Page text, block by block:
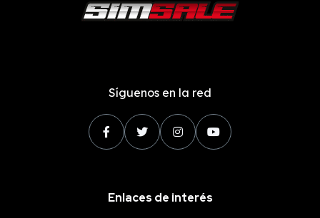
Síguenos en la red
Enlaces de interés